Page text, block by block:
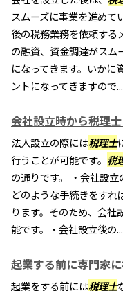
スムーズに事業を進めて
後の税務業務を依頼する
の融資、資金調達がスム
になってきます。いかに
ントになってきますので...
会社設立時から税理
法人設立の際には税理士
行うことが可能です。 税
の通りです。 ・会社設
どのような手続きをす
ります。そのため、会社
能です。・会社設立後の...
起業する前に専門家
起業をする前には税理士